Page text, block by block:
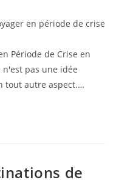
en période de crise
Période de Crise en
n'est pas une idée
tout autre aspect.…
de